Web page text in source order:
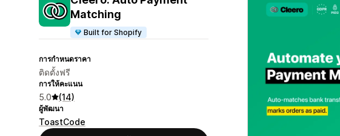
Matching
Built for Shopify
การกำหนดราคา
ติดตั้งฟรี
การให้คะแนน
5.0 (14)
ผู้พัฒนา
ToastCode